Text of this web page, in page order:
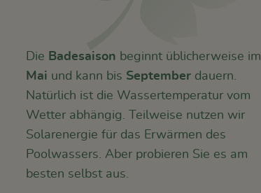
Die Badesaison beginnt üblicherweise im
Mai und kann bis September dauern.
Natürlich ist die Wassertemperatur vom
Wetter abhängig. Teilweise nutzen wir
Solarenergie für das Erwärmen des
Poolwassers. Aber probieren Sie es am
besten selbst aus.